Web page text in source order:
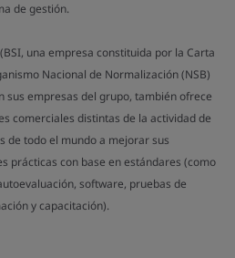
de gestión.
una empresa constituida por la Carta
Nacional de Normalización (NSB)
sus empresas del grupo, también ofrece
comerciales distintas de la actividad de
de todo el mundo a mejorar sus
prácticas con base en estándares (como
software, pruebas de
y capacitación).